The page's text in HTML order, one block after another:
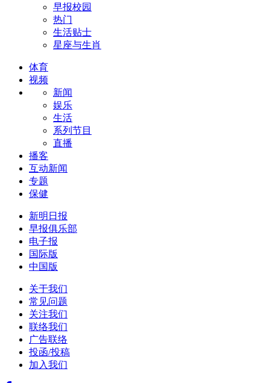
早报校园
热门
生活贴士
星座与生肖
体育
视频
新闻
娱乐
生活
系列节目
直播
播客
互动新闻
专题
保健
新明日报
早报俱乐部
电子报
国际版
中国版
关于我们
常见问题
关注我们
联络我们
广告联络
投函/投稿
加入我们